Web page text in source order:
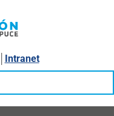
Intranet